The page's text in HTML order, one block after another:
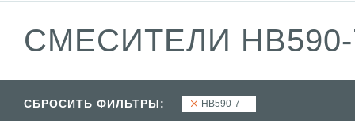
СМЕСИТЕЛИ
СБРОСИТЬ ФИЛЬТРЫ: HB590-7